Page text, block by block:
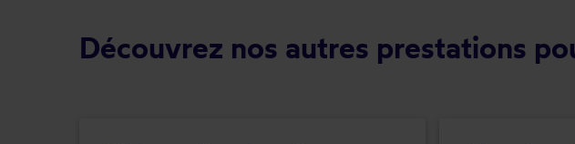
Découvrez nos autres prestations